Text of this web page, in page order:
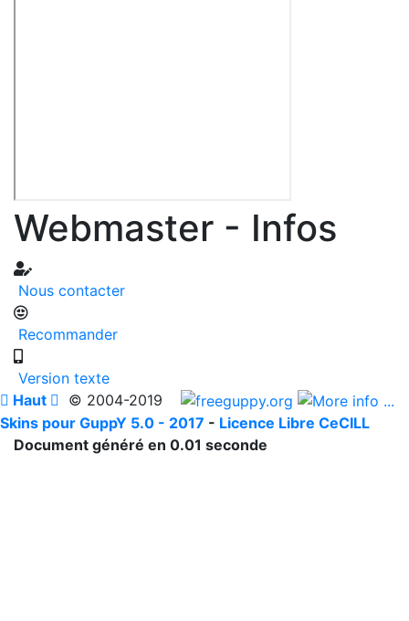
Webmaster - Infos
Nous contacter
Recommander
Version texte
 Haut  © 2004-2019
Skins pour GuppY 5.0 - 2017 - Licence Libre CeCILL
Document généré en 0.01 seconde